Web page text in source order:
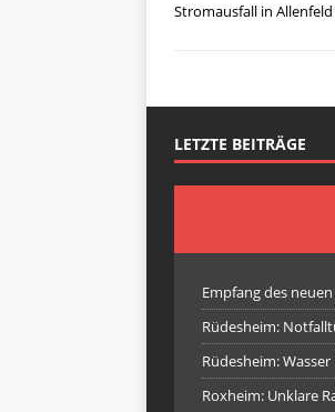
Stromausfall in Allenfeld
LETZTE BEITRÄGE
Empfang des
Rüdesheim:
Rüdesheim:
Roxheim: Unklare